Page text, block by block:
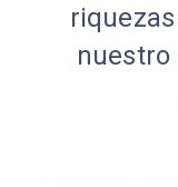
nuestro